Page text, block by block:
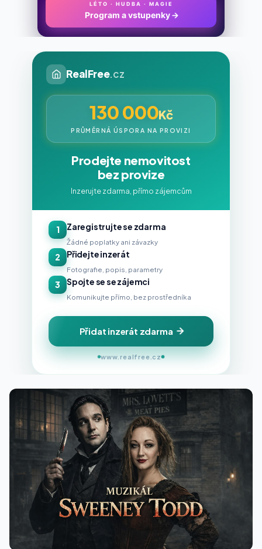
LÉTO · HUDBA · MAGIE
Program a vstupenky →
RealFree.cz
130 000Kč
PRŮMĚRNÁ ÚSPORA NA PROVIZI
Prodejte nemovitost
bez provize
Inzerujte zdarma, přímo zájemcům
1 Zaregistrujte se zdarma
Žádné poplatky ani závazky
2 Přidejte inzerát
Fotografie, popis, parametry
3 Spojte se se zájemci
Komunikujte přímo, bez prostředníka
Přidat inzerát zdarma
www.realfree.cz